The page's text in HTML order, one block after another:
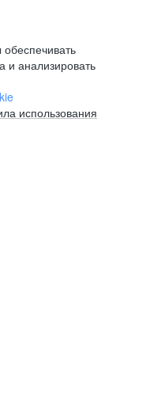
и анализировать
использования